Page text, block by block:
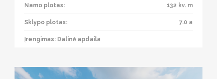
Namo plotas: 132 kv. m
Sklypo plotas: 7.0 a
Įrengimas: Dalinė apdaila